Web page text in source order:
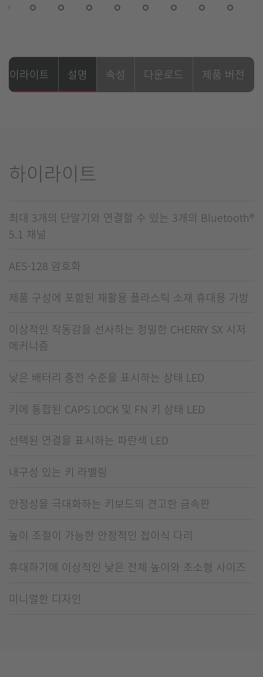
하이라이트 설명 속성 다운로드 제품 버전
하이라이트
최대 3개의 단말기와 연결할 수 있는 3개의 Bluetooth®
5.1 채널
AES-128 암호화
제품 구성에 포함된 재활용 플라스틱 소재 휴대용 가방
이상적인 작동감을 선사하는 정밀한 CHERRY SX 시저
메커니즘
낮은 배터리 충전 수준을 표시하는 상태 LED
키에 통합된 CAPS LOCK 및 FN 키 상태 LED
선택된 연결을 표시하는 파란색 LED
내구성 있는 키 라벨링
안정성을 극대화하는 키보드의 견고한 금속판
높이 조절이 가능한 안정적인 접이식 다리
휴대하기에 이상적인 낮은 전체 높이와 초소형 사이즈
미니멀한 디자인